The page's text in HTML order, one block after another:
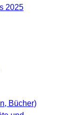
2025
Bücher)